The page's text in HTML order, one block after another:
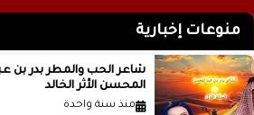
منوعات إخبارية
شاعر الحب والمطر بدر
المحسن الأثر الخالد
منذ سنة واحدة